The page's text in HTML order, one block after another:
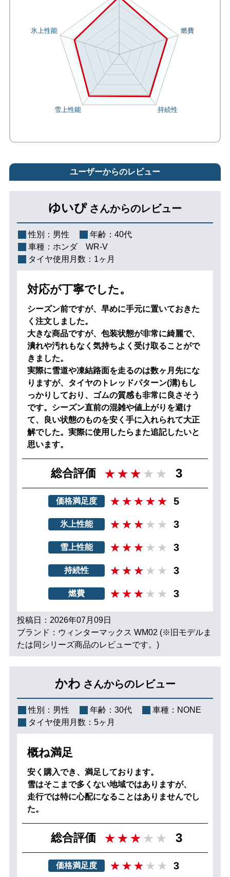
ユーザーからのレビュー
ゆいぴ さんからのレビュー
性別： 男性 年齢： 40代
車種： ホンダ WR-V
タイヤ使用月数： 1ヶ月
対応が丁寧でした。
シーズン前ですが、早めに手元に置いておきた
く注文しました。
大きな商品ですが、包装状態が非常に綺麗で、
潰れや汚れもなく気持ちよく受け取ることがで
きました。
実際に雪道や凍結路面を走るのは数ヶ月先にな
りますが、タイヤのトレッドパターン(溝)もし
っかりしており、ゴムの質感も非常に良さそう
です。シーズン直前の混雑や値上がりを避け
て、良い状態のものを安く手に入れられて大正
解でした。実際に使用したらまた追記したいと
思います。
総合評価 3
価格満足度 5
氷上性能 3
雪上性能 3
持続性 3
燃費 3
投稿日：2026年07月09日
ブランド：ウィンターマックス WM02 (※旧モデルま
たは同シリーズ商品のレビューです。)
かわ さんからのレビュー
性別： 男性 年齢： 30代 車種： NONE
タイヤ使用月数： 5ヶ月
概ね満足
安く購入でき、満足しております。
雪はそこまで多くない地域ではありますが、
走行では特に心配になることはありませんでし
た。
総合評価 3
価格満足度 3